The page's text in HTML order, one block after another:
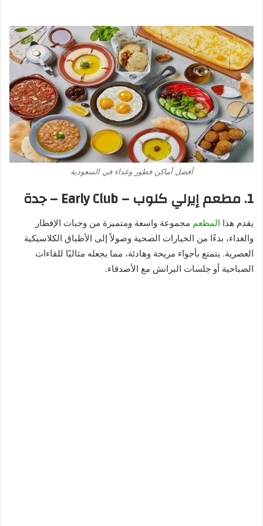
أفضل أماكن فطور وغداء في السعودية
1. مطعم إيرلي كلوب – Early Club – جدة
يقدم هذا المطعم مجموعة واسعة ومتميزة من وجبات الإفطار
والغداء، بدءًا من الخيارات الصحية وصولاً إلى الأطباق الكلاسيكية
العصرية. يتمتع بأجواء مريحة وهادئة، مما يجعله مثاليًا للقاءات
الصباحية أو جلسات البرانش مع الأصدقاء.